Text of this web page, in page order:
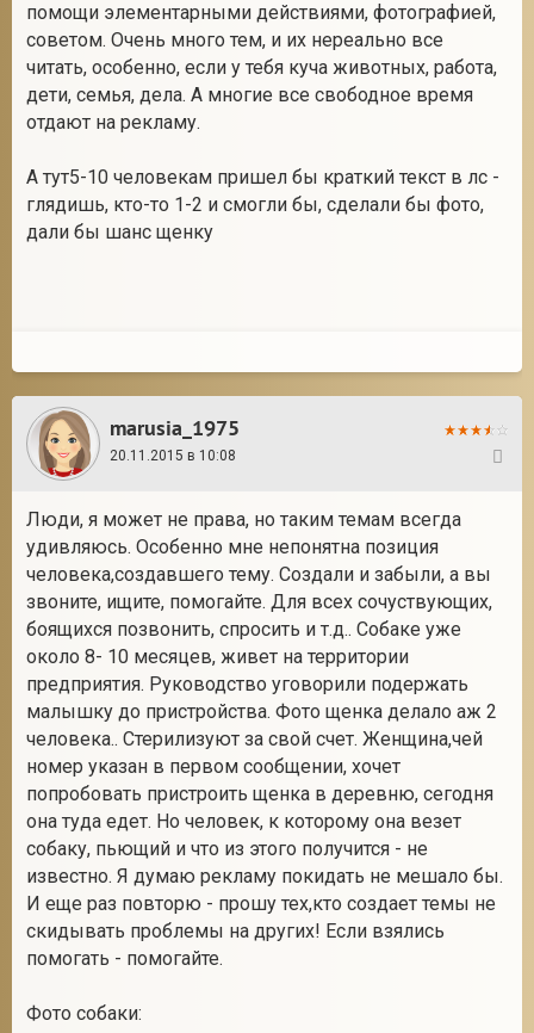
помощи элементарными действиями, фотографией,
советом. Очень много тем, и их нереально все
читать, особенно, если у тебя куча животных, работа,
дети, семья, дела. А многие все свободное время
отдают на рекламу.
А тут5-10 человекам пришел бы краткий текст в лс -
глядишь, кто-то 1-2 и смогли бы, сделали бы фото,
дали бы шанс щенку
marusia_1975
20.11.2015 в 10:08
Люди, я может не права, но таким темам всегда
удивляюсь. Особенно мне непонятна позиция
человека,создавшего тему. Создали и забыли, а вы
звоните, ищите, помогайте. Для всех сочуствующих,
боящихся позвонить, спросить и т.д.. Собаке уже
около 8- 10 месяцев, живет на территории
предприятия. Руководство уговорили подержать
малышку до пристройства. Фото щенка делало аж 2
человека.. Стерилизуют за свой счет. Женщина,чей
номер указан в первом сообщении, хочет
попробовать пристроить щенка в деревню, сегодня
она туда едет. Но человек, к которому она везет
собаку, пьющий и что из этого получится - не
известно. Я думаю рекламу покидать не мешало бы.
И еще раз повторю - прошу тех,кто создает темы не
скидывать проблемы на других! Если взялись
помогать - помогайте.
Фото собаки: